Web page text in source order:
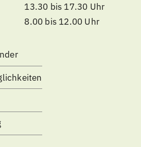
13.30 bis 17.30 Uhr
8.00 bis 12.00 Uhr